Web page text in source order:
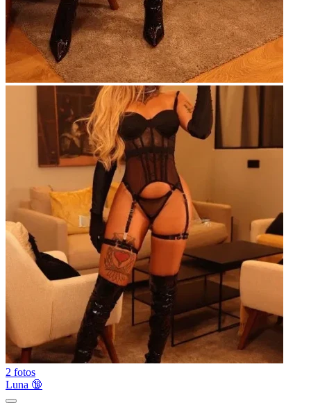
2 fotos
Luna 🔞